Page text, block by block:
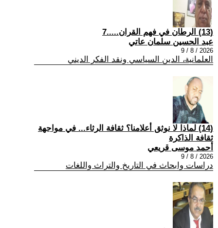
(13) الرطان في فهم القران.....7
عبد الحسين سلمان عاتي
2026 / 8 / 9
العلمانية، الدين السياسي ونقد الفكر الديني
(14) لماذا لا نوثق أعلامنا؟ ثقافة الرثاء... في مواجهة
ثقافة الذاكرة
أحمد موسى قريعي
2026 / 8 / 9
دراسات وابحاث في التاريخ والتراث واللغات